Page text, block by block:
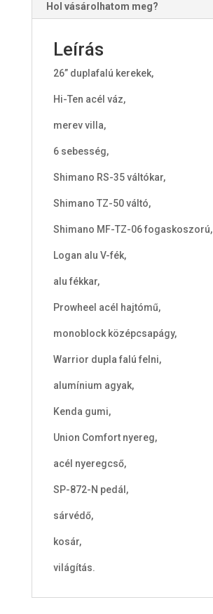
Hol vásárolhatom meg?
Leírás
26” duplafalú kerekek,
Hi-Ten acél váz,
merev villa,
6 sebesség,
Shimano RS-35 váltókar,
Shimano TZ-50 váltó,
Shimano MF-TZ-06 fogaskoszorú,
Logan alu V-fék,
alu fékkar,
Prowheel acél hajtómű,
monoblock középcsapágy,
Warrior dupla falú felni,
alumínium agyak,
Kenda gumi,
Union Comfort nyereg,
acél nyeregcső,
SP-872-N pedál,
sárvédő,
kosár,
világítás.